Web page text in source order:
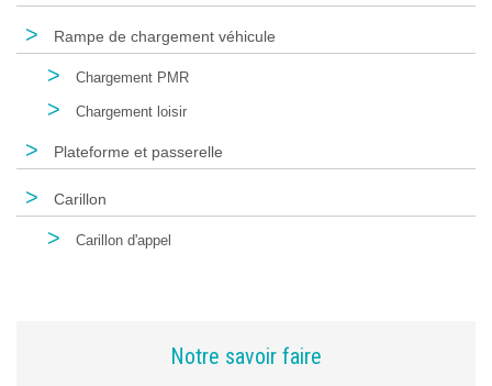
> Rampe de chargement véhicule
> Chargement PMR
> Chargement loisir
> Plateforme et passerelle
> Carillon
> Carillon d'appel
Notre savoir faire